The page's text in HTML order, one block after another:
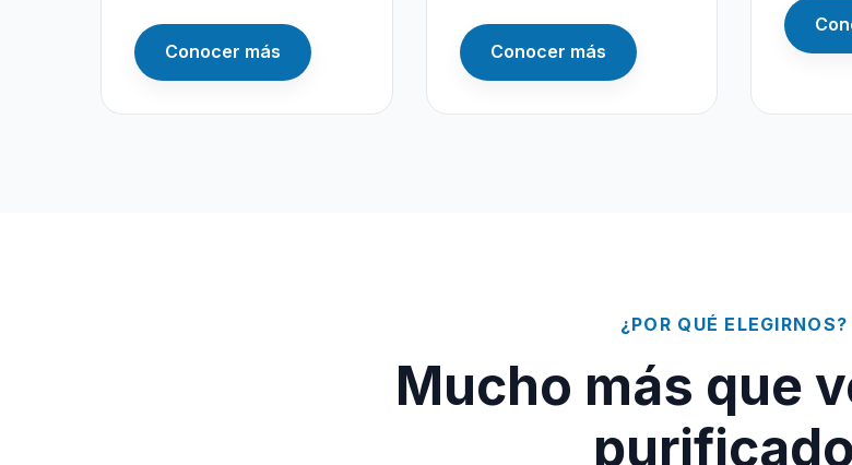
Conocer más Conocer más
¿POR QUÉ ELEGIRNOS?
Mucho más que